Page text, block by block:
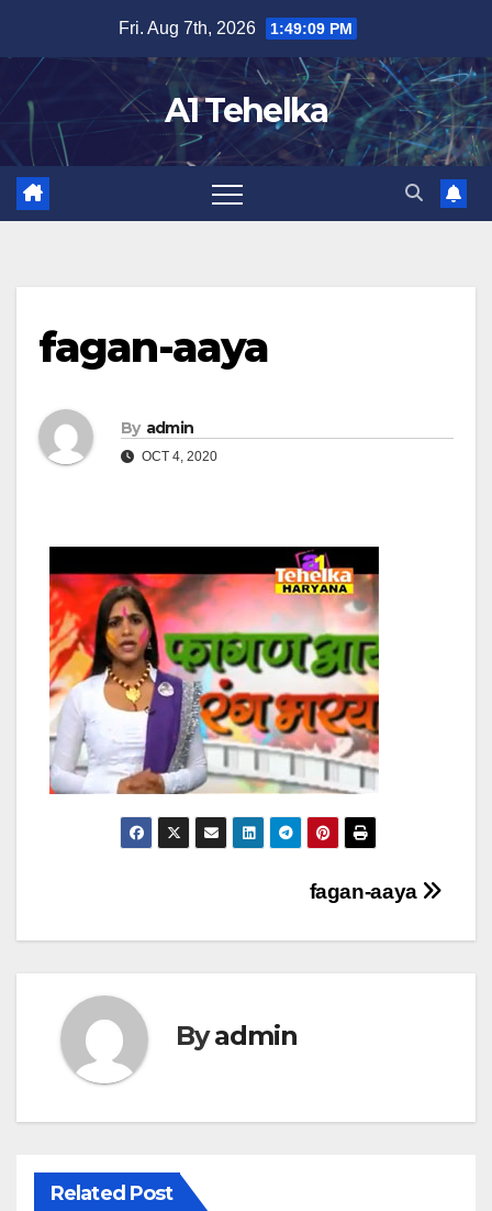
content
Fri. Aug 7th, 2026 1:49:10 PM
A1 Tehelka
fagan-aaya
By admin
OCT 4, 2020
navigation
fagan-aaya
Byadmin
Related Post